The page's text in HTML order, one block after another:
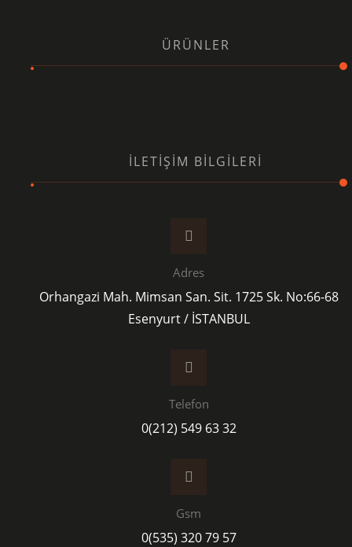
ÜRÜNLER
İLETIŞIM BILGILERI
Adres
Orhangazi Mah. Mimsan San. Sit. 1725 Sk. No:66-68
Esenyurt / İSTANBUL
Telefon
0(212) 549 63 32
Gsm
0(535) 320 79 57